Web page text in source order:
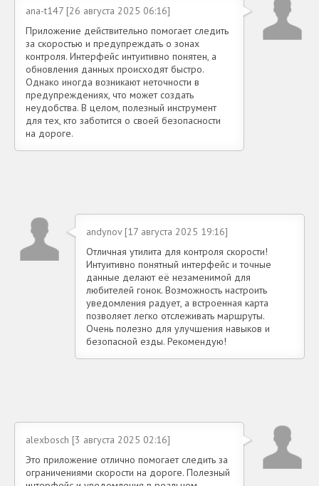
ana-t147 [26 августа 2025 06:16]
Приложение действительно помогает следить
за скоростью и предупреждать о зонах
контроля. Интерфейс интуитивно понятен, а
обновления данных происходят быстро.
Однако иногда возникают неточности в
предупреждениях, что может создать
неудобства. В целом, полезный инструмент
для тех, кто заботится о своей безопасности
на дороге.
andynov [17 августа 2025 19:16]
Отличная утилита для контроля скорости!
Интуитивно понятный интерфейс и точные
данные делают её незаменимой для
любителей гонок. Возможность настроить
уведомления радует, а встроенная карта
позволяет легко отслеживать маршруты.
Очень полезно для улучшения навыков и
безопасной езды. Рекомендую!
alexbosch [3 августа 2025 02:16]
Это приложение отлично помогает следить за
ограничениями скорости на дороге. Полезный